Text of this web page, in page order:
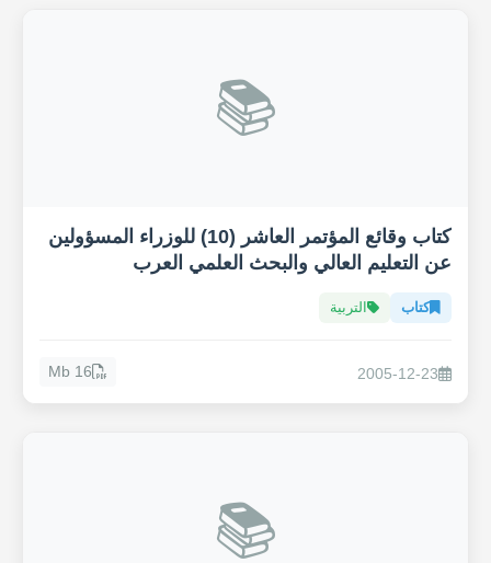
📚
كتاب وقائع المؤتمر العاشر (10) للوزراء المسؤولين
عن التعليم العالي والبحث العلمي العرب
كتاب التربية
2005-12-23
16 Mb
📚